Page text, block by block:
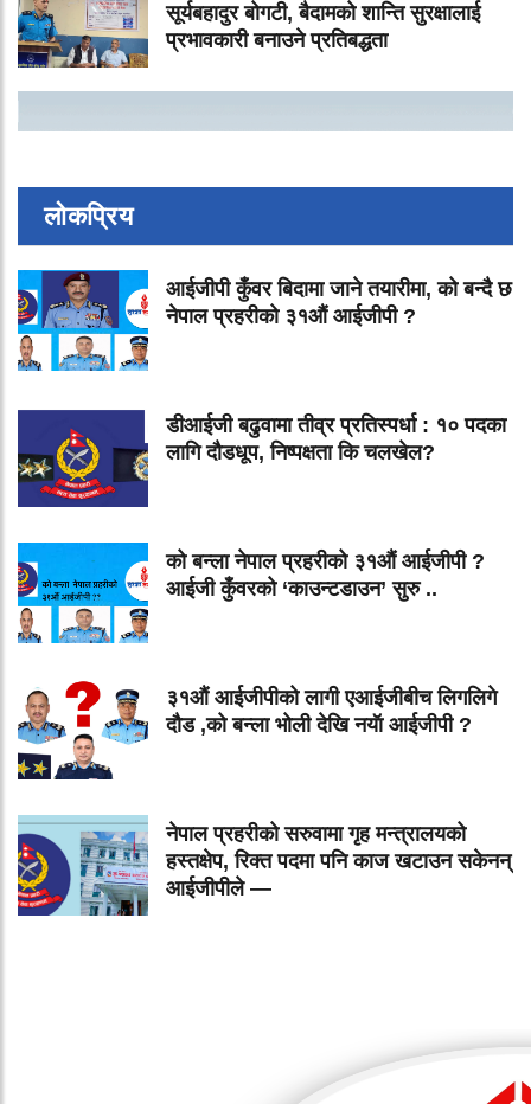
सूर्यबहादुर बोगटी, बैदामको शान्ति सुरक्षालाई
प्रभावकारी बनाउने प्रतिबद्धता
लोकप्रिय
आईजीपी कुँवर बिदामा जाने तयारीमा, को बन्दै छ
नेपाल प्रहरीको ३१औं आईजीपी ?
डीआईजी बढुवामा तीव्र प्रतिस्पर्धा : १० पदका
लागि दौडधूप, निष्पक्षता कि चलखेल?
को बन्ला नेपाल प्रहरीको ३१औं आईजीपी ?
आईजी कुँवरको ‘काउन्टडाउन’ सुरु ..
३१औं आईजीपीको लागी एआईजीबीच लिगलिगे
दौड ,को बन्ला भोली देखि नयॅा आईजीपी ?
नेपाल प्रहरीको सरुवामा गृह मन्त्रालयको
हस्तक्षेप, रिक्त पदमा पनि काज खटाउन सकेनन्
आईजीपीले —